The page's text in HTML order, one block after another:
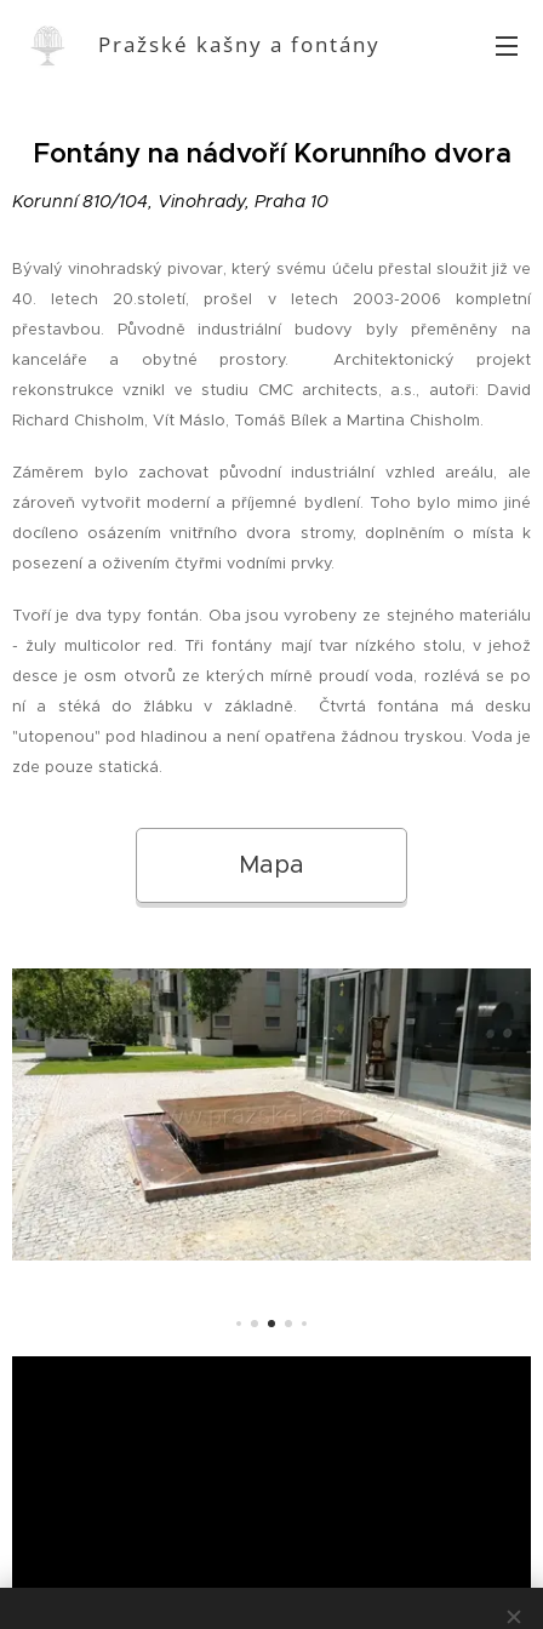
Pražské kašny a fontány
Fontány na nádvoří Korunního dvora
Korunní 810/104, Vinohrady, Praha 10
Bývalý vinohradský pivovar, který svému účelu přestal sloužit již ve
40. letech 20.století, prošel v letech 2003-2006 kompletní
přestavbou. Původně industriální budovy byly přeměněny na
kanceláře a obytné prostory. Architektonický projekt
rekonstrukce vznikl ve studiu CMC architects, a.s., autoři: David
Richard Chisholm, Vít Máslo, Tomáš Bílek a Martina Chisholm.
Záměrem bylo zachovat původní industriální vzhled areálu, ale
zároveň vytvořit moderní a příjemné bydlení. Toho bylo mimo jiné
docíleno osázením vnitřního dvora stromy, doplněním o místa k
posezení a oživením čtyřmi vodními prvky.
Tvoří je dva typy fontán. Oba jsou vyrobeny ze stejného materiálu
- žuly multicolor red. Tři fontány mají tvar nízkého stolu, v jehož
desce je osm otvorů ze kterých mírně proudí voda, rozlévá se po
ní a stéká do žlábku v základně. Čtvrtá fontána má desku
"utopenou" pod hladinou a není opatřena žádnou tryskou. Voda je
zde pouze statická.
Mapa